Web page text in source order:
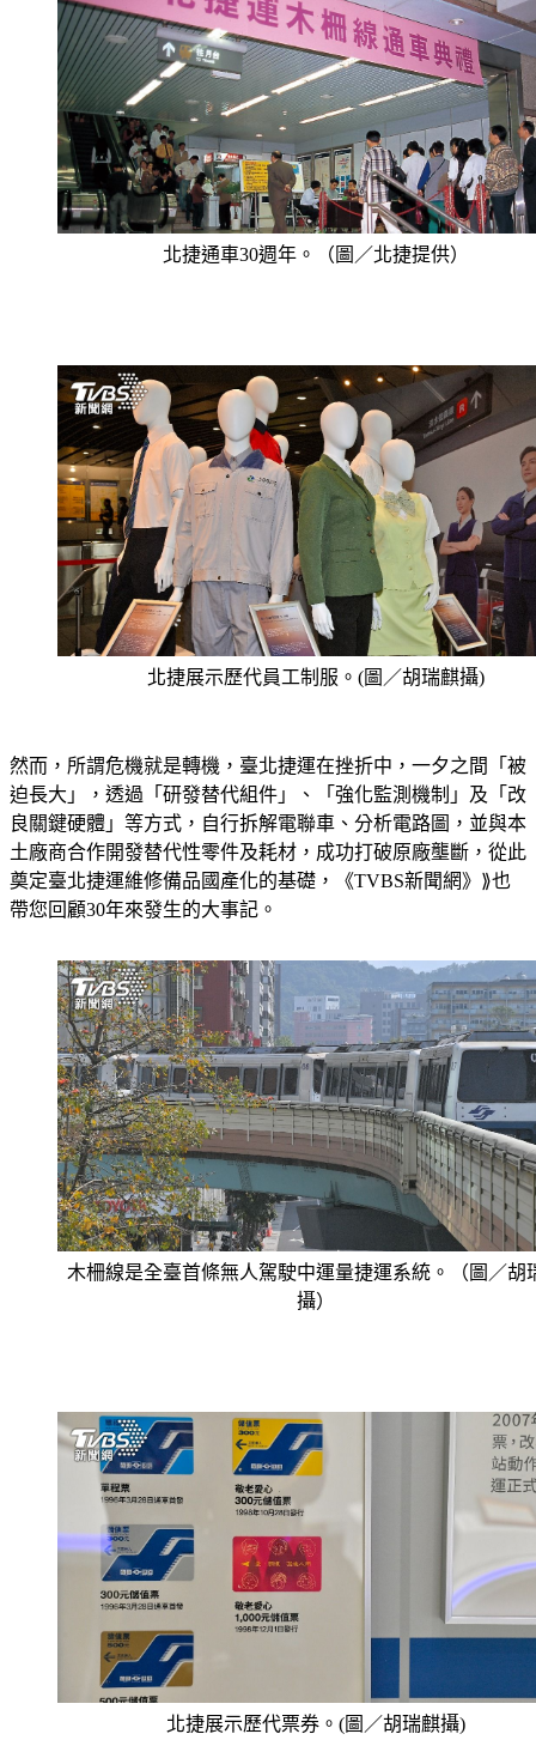
北捷通車30週年。（圖／北捷提供）
北捷展示歷代員工制服。(圖／胡瑞麒攝)
然而，所謂危機就是轉機，臺北捷運在挫折中，一夕之間「被
迫長大」，透過「研發替代組件」、「強化監測機制」及「改
良關鍵硬體」等方式，自行拆解電聯車、分析電路圖，並與本
土廠商合作開發替代性零件及耗材，成功打破原廠壟斷，從此
奠定臺北捷運維修備品國產化的基礎，《TVBS新聞網》⟫也
帶您回顧30年來發生的大事記。
木柵線是全臺首條無人駕駛中運量捷運系統。（圖／胡
攝）
北捷展示歷代票券。(圖／胡瑞麒攝)